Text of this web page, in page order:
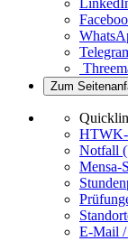
Zum
HTWK-
Notfall
Mensa-
E-Mail /